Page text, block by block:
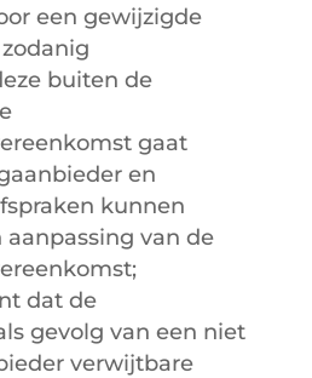
een gewijzigde
buiten de
gaat
en
kunnen
van de
dat de
gevolg van een niet
verwijtbare